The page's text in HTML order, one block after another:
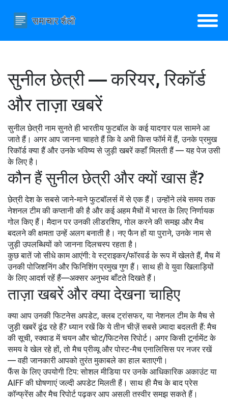
सुनील छेत्री — करियर, रिकॉर्ड
और ताज़ा खबरें
सुनील छेत्री नाम सुनते ही भारतीय फुटबॉल के कई यादगार पल सामने आ
जाते हैं। अगर आप जानना चाहते हैं कि वे अभी किस फॉर्म में हैं, उनके प्रमुख
रिकॉर्ड क्या हैं और उनके भविष्य से जुड़ी खबरें कहाँ मिलती हैं — यह पेज उसी
के लिए है।
कौन हैं सुनील छेत्री और क्यों खास हैं?
छेत्री देश के सबसे जाने-माने फुटबॉलर्स में से एक हैं। उन्होंने लंबे समय तक
नेशनल टीम की कप्तानी की है और कई अहम मैचों में भारत के लिए निर्णायक
गोल किए हैं। मैदान पर उनकी लीडरशिप, गोल करने की समझ और मैच
बदलने की क्षमता उन्हें अलग बनाती है। नए फैन हों या पुराने, उनके नाम से
जुड़ी उपलब्धियों को जानना दिलचस्प रहता है।
कुछ बातें जो सीधे काम आएंगी: वे स्ट्राइकर/फॉरवर्ड के रूप में खेलते हैं, मैच में
उनकी पोजिशनिंग और फिनिशिंग प्रमुख गुण हैं। साथ ही वे युवा खिलाड़ियों
के लिए आदर्श रहें हैं—अक्सर अनुभव बाँटते दिखते हैं।
ताज़ा खबरें और क्या देखना चाहिए
क्या आप उनकी फिटनेस अपडेट, क्लब ट्रांसफर, या नेशनल टीम के मैच से
जुड़ी खबरें ढूंढ रहे हैं? ध्यान रखें कि ये तीन चीज़ें सबसे ज़्यादा बदलती हैं: मैच
की सूची, स्क्वाड में चयन और चोट/फिटनेस रिपोर्ट। अगर किसी टूर्नामेंट के
समय वे खेल रहे हों, तो मैच प्रीव्यू और पोस्ट-मैच एनालिसिस पर नजर रखें
— वही जानकारी आपको तुरंत मुकाबले का हाल बताएगी।
फैंस के लिए उपयोगी टिप: सोशल मीडिया पर उनके आधिकारिक अकाउंट या
AIFF की घोषणाएं जल्दी अपडेट मिलती हैं। साथ ही मैच के बाद प्रेस
कॉन्फ्रेंस और मैच रिपोर्ट पढ़कर आप असली तस्वीर समझ सकते हैं।